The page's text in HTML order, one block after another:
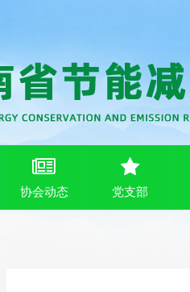
协会动态 党支部